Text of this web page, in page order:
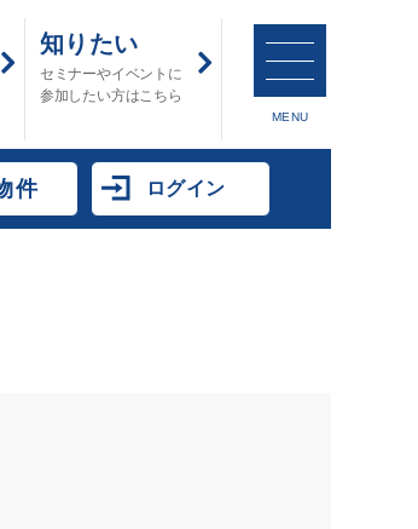
知りたい
セミナーやイベントに
参加したい方はこちら
MENU
件 ログイン